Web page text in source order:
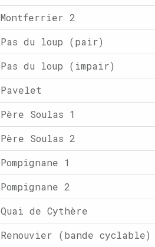
Montferrier 2
Pas du loup (pair)
Pas du loup (impair)
Pavelet
Père Soulas 1
Père Soulas 2
Pompignane 1
Pompignane 2
Quai de Cythère
Renouvier (bande cyclable)